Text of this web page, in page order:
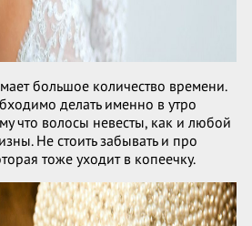
большое количество времени.
делать именно в утро
что волосы невесты, как и любой
Не стоить забывать и про
тоже уходит в копеечку.